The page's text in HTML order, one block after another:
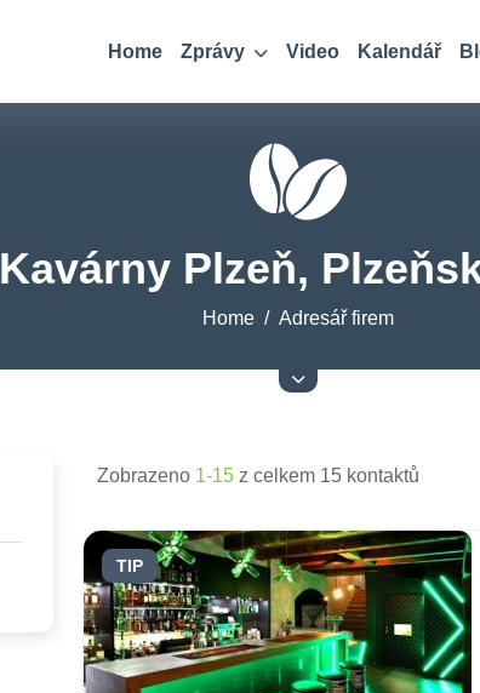
Home Zprávy Video Kalendář
Kavárny Plzeň,
Home Adresář firem
Zobrazeno 1-15 z celkem 15 kontaktů
TIP